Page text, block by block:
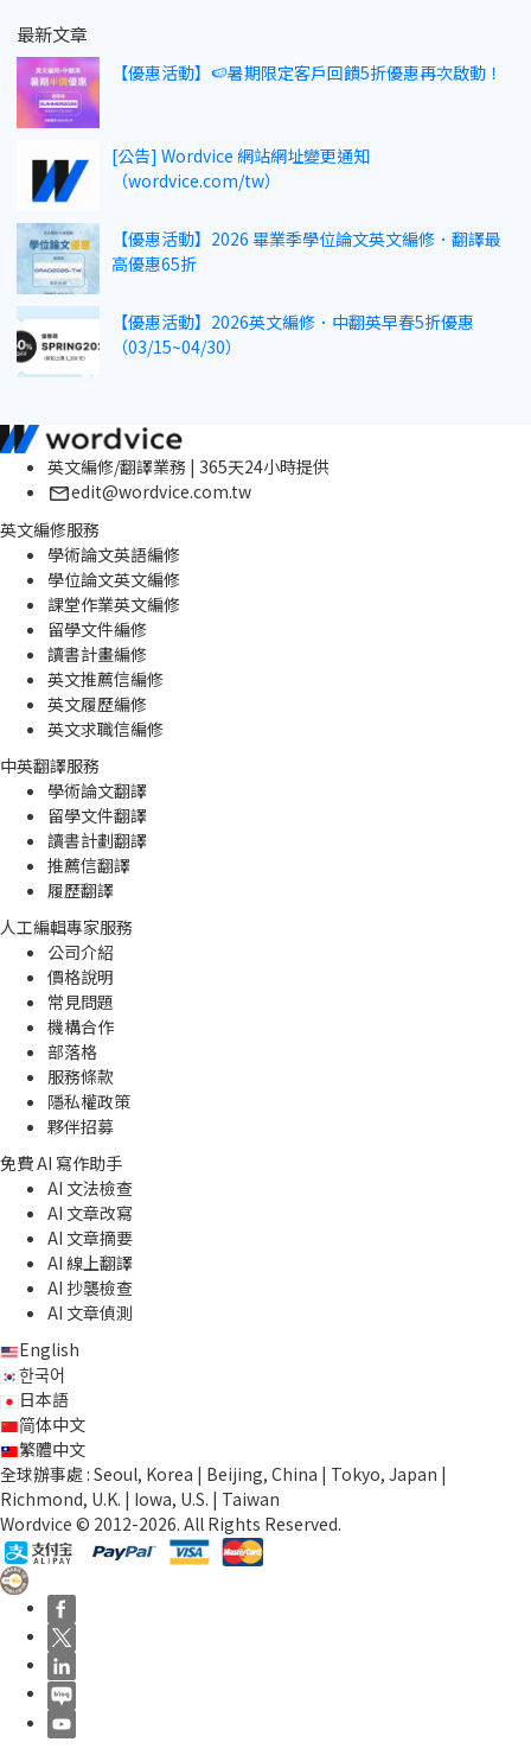
最新文章
【優惠活動】🍉暑期限定客戶回饋5折優惠再次啟動！
[公告] Wordvice 網站網址變更通知
（wordvice.com/tw）
【優惠活動】2026 畢業季學位論文英文編修．翻譯最
高優惠65折
【優惠活動】2026英文編修．中翻英早春5折優惠
（03/15~04/30）
英文編修/翻譯業務 | 365天24小時提供
edit@wordvice.com.tw
英文編修服務
學術論文英語編修
學位論文英文編修
課堂作業英文編修
留學文件編修
讀書計畫編修
英文推薦信編修
英文履歷編修
英文求職信編修
中英翻譯服務
學術論文翻譯
留學文件翻譯
讀書計劃翻譯
推薦信翻譯
履歷翻譯
人工編輯專家服務
公司介紹
價格說明
常見問題
機構合作
部落格
服務條款
隱私權政策
夥伴招募
免費 AI 寫作助手
AI 文法檢查
AI 文章改寫
AI 文章摘要
AI 線上翻譯
AI 抄襲檢查
AI 文章偵測
English
한국어
日本語
简体中文
繁體中文
全球辦事處 : Seoul, Korea | Beijing, China | Tokyo, Japan |
Richmond, U.K. | Iowa, U.S. | Taiwan
Wordvice © 2012-2026. All Rights Reserved.